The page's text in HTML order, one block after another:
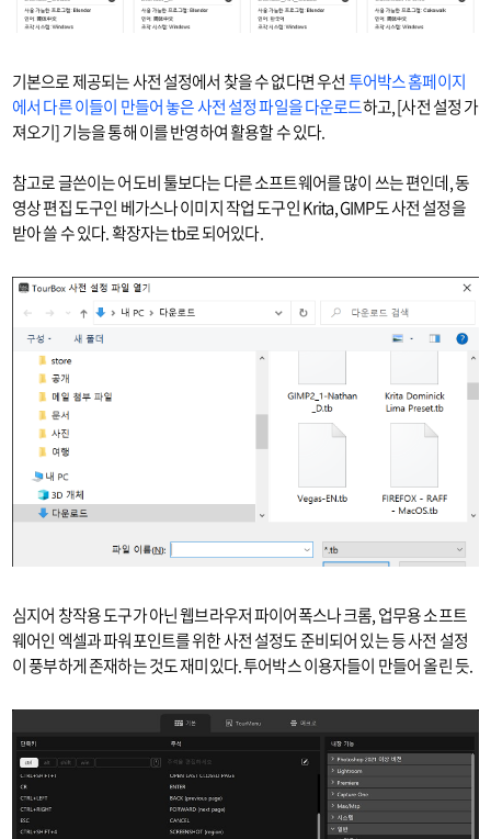
기본으로 제공되는 사전 설정에서 찾을 수 없다면 우선투어박스 홈페이지
에서 다른 이들이 만들어 놓은 사전 설정 파일을 다운로드하고, [사전 설정 가
져오기] 기능을 통해 이를 반영하여 활용할 수 있다.
참고로 글쓴이는 어도비 툴보다는 다른 소프트웨어를 많이 쓰는 편인데, 동
영상 편집 도구인 베가스나 이미지 작업 도구인 Krita, GIMP도 사전 설정을
받아 쓸 수 있다. 확장자는 tb로 되어있다.
심지어 창작용 도구가 아닌 웹브라우저 파이어폭스나 크롬, 업무용 소프트
웨어인 엑셀과 파워포인트를 위한 사전 설정도 준비되어 있는 등 사전 설정
이 풍부하게 존재하는 것도 재미있다. 투어박스 이용자들이 만들어 올린 듯.